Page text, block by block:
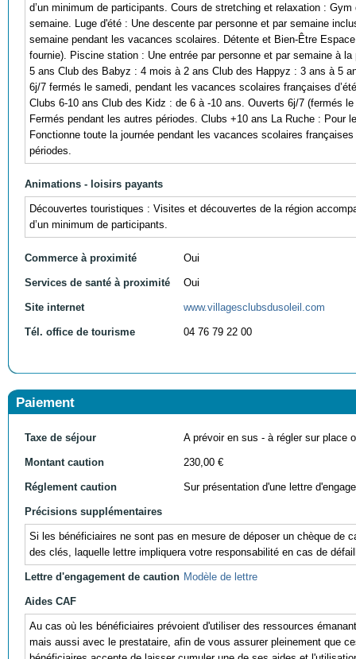
d’un minimum de participants. Cours de stretching et relaxation :
semaine. Luge d'été : Une descente par personne et par semaine
semaine pendant les vacances scolaires. Détente et Bien-Être
fournie). Piscine station : Une entrée par personne et par semaine à
5 ans Club des Babyz : 4 mois à 2 ans Club des Happyz : 3 ans à 5
6j/7 fermés le samedi, pendant les vacances scolaires françaises
Clubs 6-10 ans Club des Kidz : de 6 à -10 ans. Ouverts 6j/7 (fermés
Fermés pendant les autres périodes. Clubs +10 ans La Ruche :
Fonctionne toute la journée pendant les vacances scolaires
périodes.
Animations - loisirs payants
Découvertes touristiques : Visites et découvertes de la région
d’un minimum de participants.
Commerce à proximité Oui
Services de santé à proximité Oui
Site internet www.villagesclubsdusoleil.com
Tél. office de tourisme 04 76 79 22 00
Paiement
Taxe de séjour A prévoir en sus - à régler sur place
Montant caution 230,00 €
Réglement caution Sur présentation d'une lettre
Précisions supplémentaires
Si les bénéficiaires ne sont pas en mesure de déposer un chèque de
des clés, laquelle lettre impliquera votre responsabilité en cas de
Lettre d'engagement de caution Modèle de lettre
Aides CAF
Au cas où les bénéficiaires prévoient d'utiliser des ressources
mais aussi avec le prestataire, afin de vous assurer pleinement que